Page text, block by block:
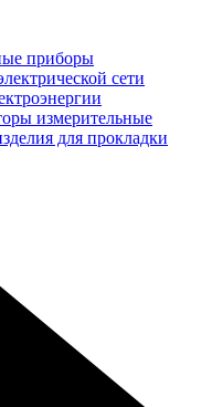
приборы
сети
измерительные
для прокладки